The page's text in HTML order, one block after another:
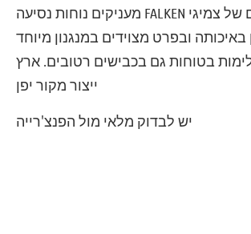
כל הדגמים של צמיגי FALKEN מעניקים נוחות נסיעה
באיכותה ובפרט מצוידים במנגנון מיוחד
בטוחות גם בכבישים רטובים. ארץ
ייצור מקור יפן
יש לבדוק מלאי מול הפנצ'רייה